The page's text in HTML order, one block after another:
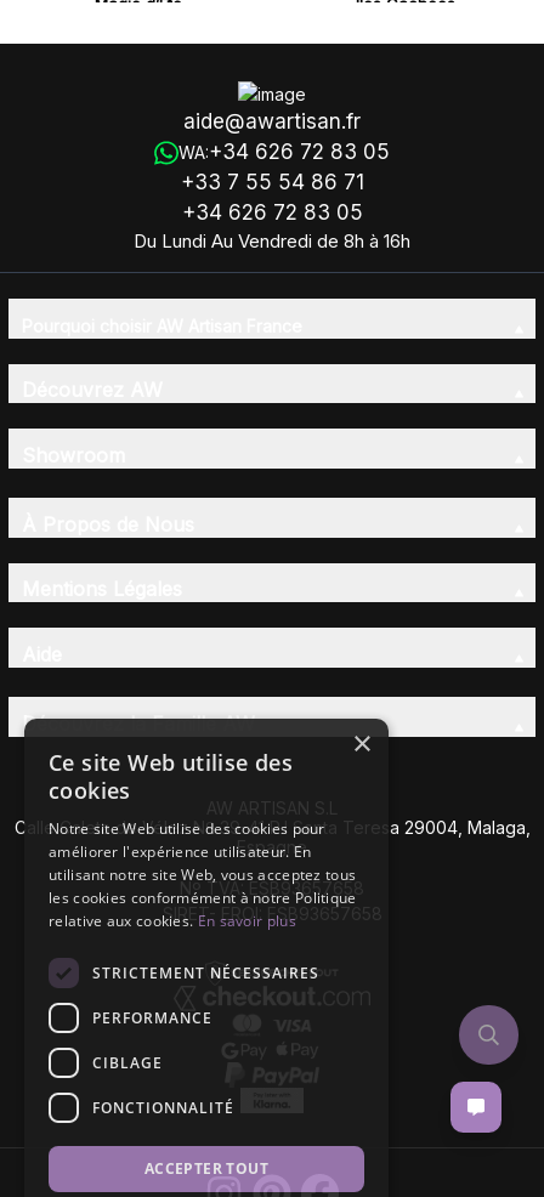
aide@awartisan.fr
WA:+34 626 72 83 05
+33 7 55 54 86 71
+34 626 72 83 05
Du Lundi Au Vendredi de 8h à 16h
Découvrez la Famille AW
AW ARTISAN S.L
Calle Caleta de Vélez Nº 39-41 P.I Santa Teresa 29004, Malaga,
Espagne
Nº TVA: ESB93657658
SIRET- EROI: ESB93657658
×
Ce site Web utilise des
cookies
Notre site Web utilise des cookies pour
améliorer l'expérience utilisateur. En
utilisant notre site Web, vous acceptez tous
les cookies conformément à notre Politique
relative aux cookies.En savoir plus
STRICTEMENT NÉCESSAIRES
PERFORMANCE
CIBLAGE
FONCTIONNALITÉ
ACCEPTER TOUT